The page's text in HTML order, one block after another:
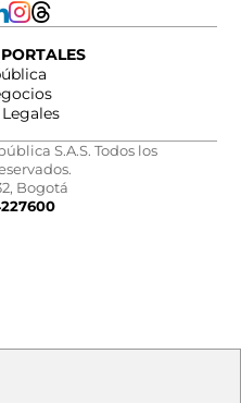
S.A.S. Todos los
Bogotá